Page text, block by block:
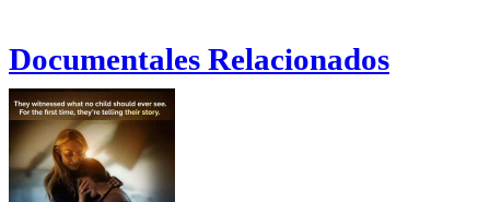
Documentales Relacionados